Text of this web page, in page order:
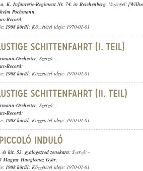
K. Infanterie-Regiment Nr. 74. in Reichenberg, Vezényel:
Pochmann
Record;
1908 körül; Közzététel ideje: 1970-01-01
Orchester; Szerző: -
Record;
1908 körül; Közzététel ideje: 1970-01-01
Orchester; Szerző: -
Record;
1908 körül; Közzététel ideje: 1970-01-01
és kir. 53. gyalogezred zenekara; Szerző: -
Magyar Hanglemez Gyár;
1908 körül; Közzététel ideje: 1970-01-01